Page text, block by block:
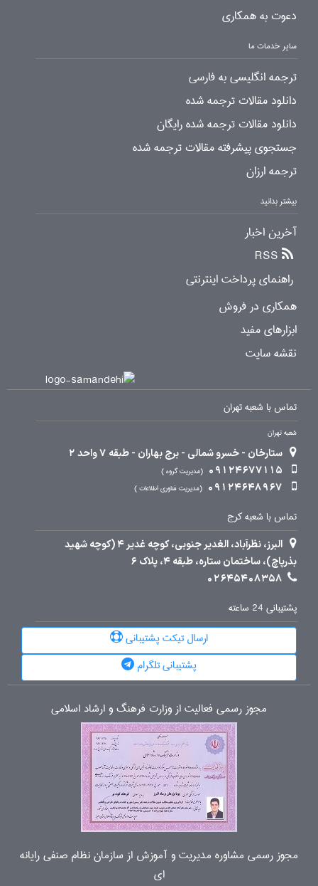
دعوت به همکاری
سایر خدمات ما
ترجمه انگلیسی به فارسی
دانلود مقالات ترجمه شده
دانلود مقالات ترجمه شده رایگان
جستجوی پیشرفته مقالات ترجمه شده
ترجمه ارزان
بیشتر بدانید
آخرین اخبار
RSS
راهنمای پرداخت اینترنتی
همکاری در فروش
ابزارهای مفید
نقشه سایت
تماس با شعبه تهران
شعبه تهران
ستارخان - خسرو شمالی - برج بهاران - طبقه 7 واحد 2
09124677115
مدیریت گروه
09124648967 مدیریت فناوری اطلاعات
تماس با شعبه کرج
البرز، نظرآباد، الغدیر جنوبی، کوچه غدیر 4 (کوچه شهید
بذرپاچ)، ساختمان ستاره، طبقه 4، پلاک 6
02645408358
پشتیبانی 24 ساعته
ارسال تیکت پشتیبانی
پشتیبانی تلگرام
مجوز رسمی فعالیت از وزارت فرهنگ و ارشاد اسلامی
مجوز رسمی مشاوره مدیریت و آموزش از سازمان نظام صنفی رایانه
ای